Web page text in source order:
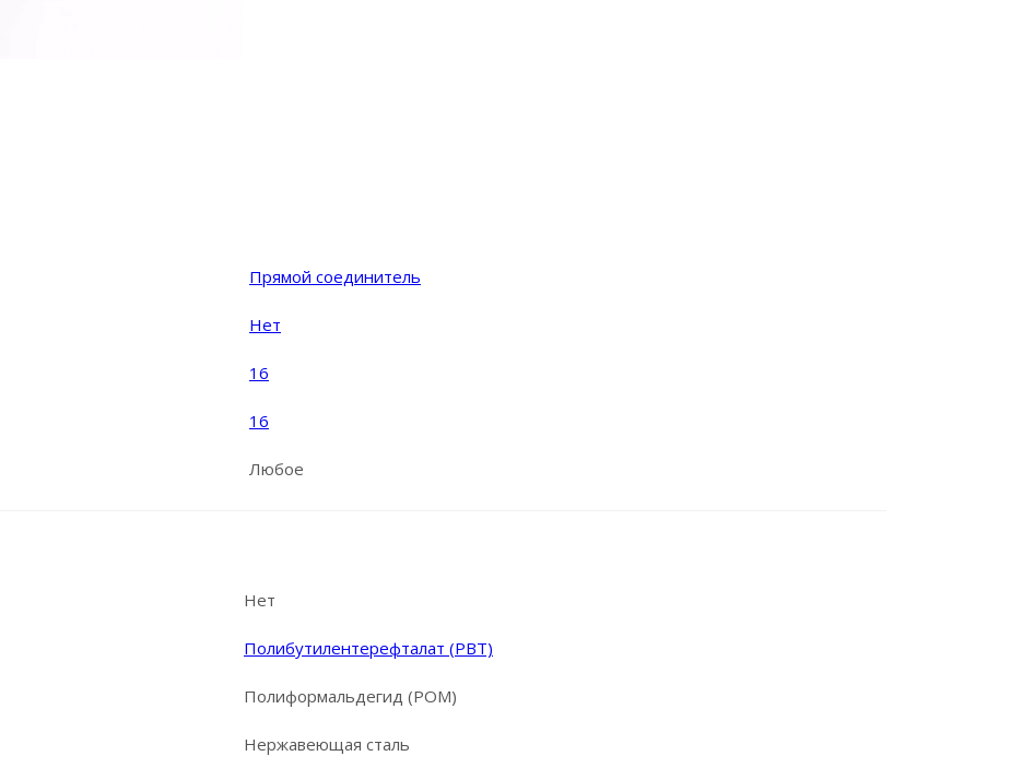
Прямой соединитель
Нет
16
16
Любое
Нет
Полибутилентерефталат (PBT)
Полиформальдегид (POM)
Нержавеющая сталь